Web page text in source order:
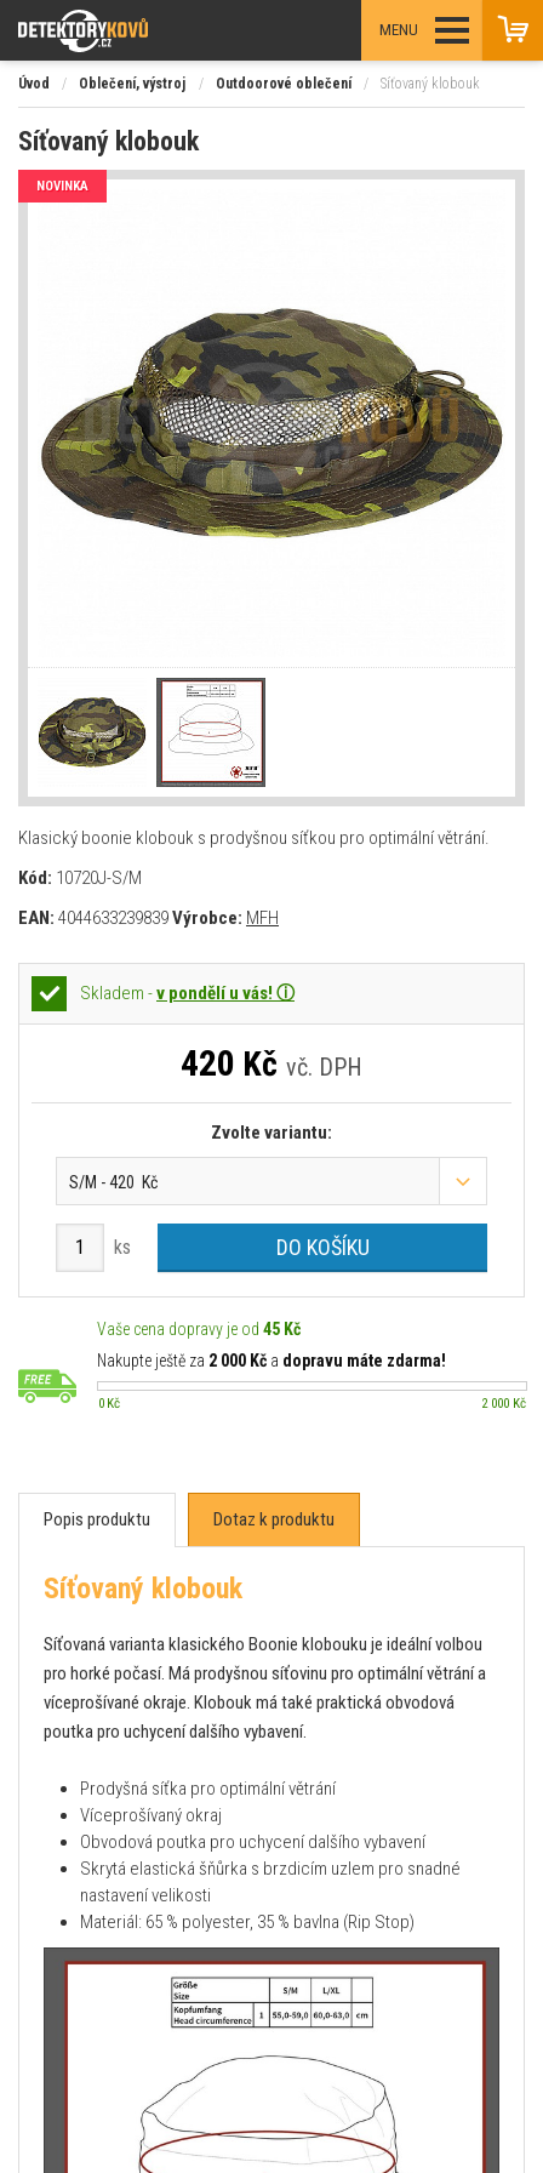
MENU
Úvod / Oblečení, výstroj / Outdoorové oblečení / Síťovaný klobouk
Síťovaný klobouk
NOVINKA
Klasický boonie klobouk s prodyšnou síťkou pro optimální větrání.
Kód: 10720J-S/M
EAN: 4044633239839Výrobce: MFH
Skladem -v pondělí u vás! ⓘ
420 Kč vč. DPH
Zvolte variantu:
S/M - 420 Kč
ks DO KOŠÍKU
Vaše cena dopravy je od 45 Kč
Nakupte ještě za 2 000 Kč a dopravu máte zdarma!
0 Kč 2 000 Kč
Popis produktu Dotaz k produktu
Síťovaný klobouk
Síťovaná varianta klasického Boonie klobouku je ideální volbou
pro horké počasí. Má prodyšnou síťovinu pro optimální větrání a
víceprošívané okraje. Klobouk má také praktická obvodová
poutka pro uchycení dalšího vybavení.
Prodyšná síťka pro optimální větrání
Víceprošívaný okraj
Obvodová poutka pro uchycení dalšího vybavení
Skrytá elastická šňůrka s brzdicím uzlem pro snadné
nastavení velikosti
Materiál: 65 % polyester, 35 % bavlna (Rip Stop)